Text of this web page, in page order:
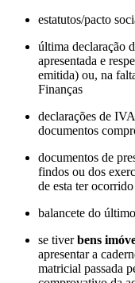
estatutos/pacto
última declaração
apresentada e
emitida) ou, na
Finanças
declarações de
documentos
documentos de
findos ou dos
de esta ter
balancete do
se tiverbens
apresentar a
matricial passada